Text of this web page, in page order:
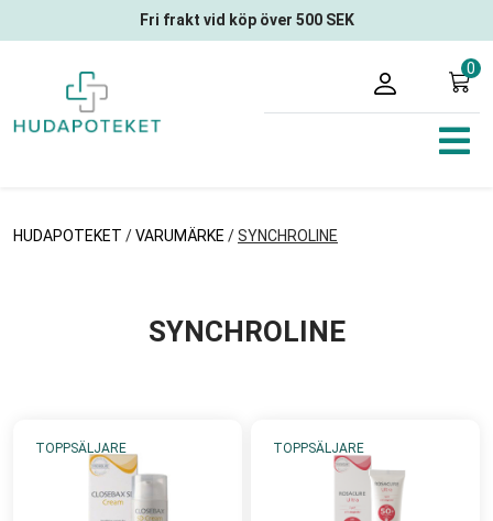
Fri frakt vid köp över 500 SEK
0
HUDAPOTEKET /VARUMÄRKE /SYNCHROLINE
SYNCHROLINE
TOPPSÄLJARE TOPPSÄLJARE